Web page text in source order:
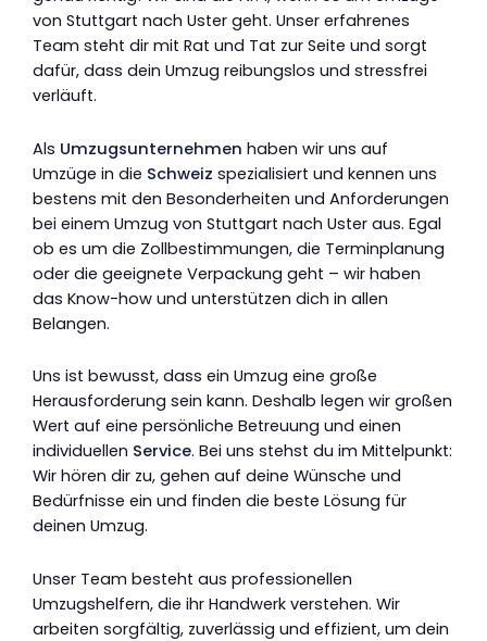
von Stuttgart nach Uster geht. Unser erfahrenes
Team steht dir mit Rat und Tat zur Seite und sorgt
dafür, dass dein Umzug reibungslos und stressfrei
verläuft.
Als Umzugsunternehmen haben wir uns auf
Umzüge in die Schweiz spezialisiert und kennen uns
bestens mit den Besonderheiten und Anforderungen
bei einem Umzug von Stuttgart nach Uster aus. Egal
ob es um die Zollbestimmungen, die Terminplanung
oder die geeignete Verpackung geht – wir haben
das Know-how und unterstützen dich in allen
Belangen.
Uns ist bewusst, dass ein Umzug eine große
Herausforderung sein kann. Deshalb legen wir großen
Wert auf eine persönliche Betreuung und einen
individuellen Service. Bei uns stehst du im Mittelpunkt:
Wir hören dir zu, gehen auf deine Wünsche und
Bedürfnisse ein und finden die beste Lösung für
deinen Umzug.
Unser Team besteht aus professionellen
Umzugshelfern, die ihr Handwerk verstehen. Wir
arbeiten sorgfältig, zuverlässig und effizient, um dein